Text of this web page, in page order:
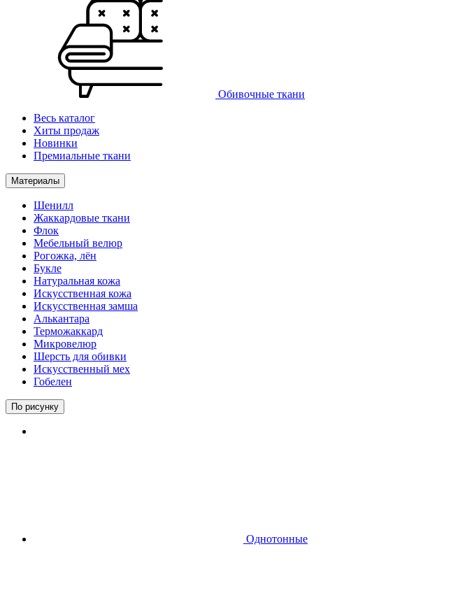
Обивочные ткани
Весь каталог
Хиты продаж
Новинки
Премиальные ткани
Материалы
Шенилл
Жаккардовые ткани
Флок
Мебельный велюр
Рогожка, лён
Букле
Натуральная кожа
Искусственная кожа
Искусственная замша
Алькантара
Терможаккард
Микровелюр
Шерсть для обивки
Искусственный мех
Гобелен
По рисунку
Однотонные